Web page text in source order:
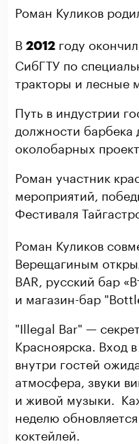
Роман Куликов
В 2012 году
СибГТУ по
тракторы и лесные
Путь в индустрии
должности барбека
околобарных
Роман участник
мероприятий,
Фестиваля
Роман Куликов
Верещагиным
BAR, русский бар
и магазин-бар
"Illegal Bar" —
Красноярска. Вход
внутри гостей
атмосфера, звуки
и живой музыки.
неделю
коктейлей.